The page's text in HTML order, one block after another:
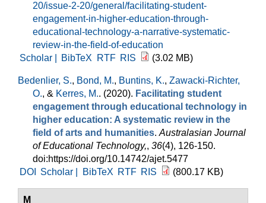
20/issue-2-20/general/facilitating-student-
engagement-in-higher-education-through-
educational-technology-a-narrative-systematic-
review-in-the-field-of-education
Scholar |
BibTeX RTF RIS (3.02 MB)
Bedenlier, S., Bond, M., Buntins, K., Zawacki-Richter,
O., & Kerres, M.. (2020). Facilitating student
engagement through educational technology in
higher education: A systematic review in the
field of arts and humanities. Australasian Journal
of Educational Technology,, 36(4), 126-150.
doi:https://doi.org/10.14742/ajet.5477
DOI
Scholar | BibTeX RTF RIS (800.17 KB)
M